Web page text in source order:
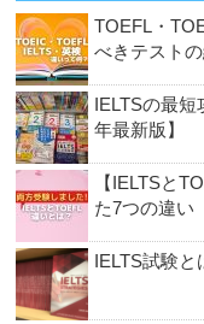
TOEFL・
べきテストの
IELTSの最
年最新版】
【IELTSと
た7つの違い
IELTS試験